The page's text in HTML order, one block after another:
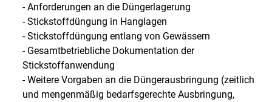
Skip to main content
- Anforderungen an die Düngerlagerung
- Stickstoffdüngung in Hanglagen
- Stickstoffdüngung entlang von Gewässern
- Gesamtbetriebliche Dokumentation der
Stickstoffanwendung
- Weitere Vorgaben an die Düngerausbringung (zeitlich
und mengenmäßig bedarfsgerechte Ausbringung,